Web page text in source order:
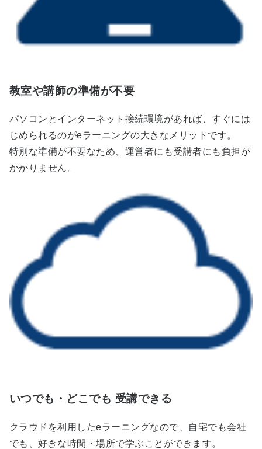
教室や講師の準備が不要
パソコンとインターネット接続環境があれば、すぐには
じめられるのがeラーニングの大きなメリットです。
特別な準備が不要なため、運営者にも受講者にも負担が
かかりません。
いつでも・どこでも 受講できる
クラウドを利用したeラーニングなので、自宅でも会社
でも、好きな時間・場所で学ぶことができます。